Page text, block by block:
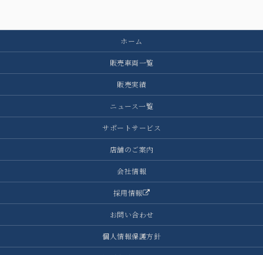
ホーム
販売車両一覧
販売実績
ニュース一覧
サポートサービス
店舗のご案内
会社情報
採用情報
お問い合わせ
個人情報保護方針